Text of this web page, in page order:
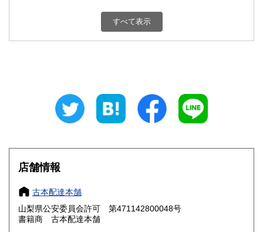
800円 富山県
800円 三重県
大阪府
奈良県
鳥取県 800円 島根県
すべて表示
店舗情報
古本配達本舗
山梨県公安委員会許可 第471142800048号
書籍商 古本配達本舗